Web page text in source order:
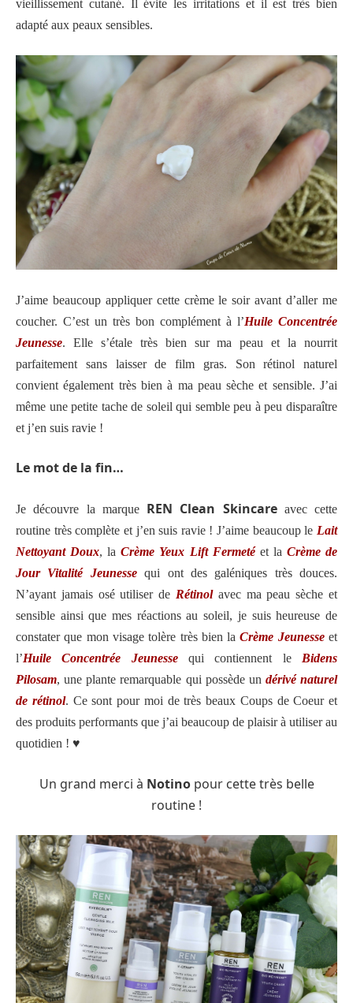
vieillissement cutané. Il évite les irritations et il est très bien
adapté aux peaux sensibles.
J’aime beaucoup appliquer cette crème le soir avant d’aller me
coucher. C’est un très bon complément à l’Huile Concentrée
Jeunesse. Elle s’étale très bien sur ma peau et la nourrit
parfaitement sans laisser de film gras. Son rétinol naturel
convient également très bien à ma peau sèche et sensible. J’ai
même une petite tache de soleil qui semble peu à peu disparaître
et j’en suis ravie !
Le mot de la fin…
Je découvre la marque REN Clean Skincareavec cette
routine très complète et j’en suis ravie ! J’aime beaucoup le Lait
Nettoyant Doux, laCrème Yeux Lift Fermetéet la Crème de
Jour Vitalité Jeunessequi ont des galéniques très douces.
N’ayant jamais osé utiliser de Rétinolavec ma peau sèche et
sensible ainsi que mes réactions au soleil, je suis heureuse de
constater que mon visage tolère très bien laCrème Jeunesseet
l’Huile Concentrée Jeunessequi contiennent le Bidens
Pilosam, une plante remarquable qui possède un dérivé naturel
de rétinol. Ce sont pour moi de très beaux Coups de Coeur et
des produits performants que j’ai beaucoup de plaisir à utiliser au
quotidien ! ♥️
Un grand merci à Notinopour cette très belle
routine !